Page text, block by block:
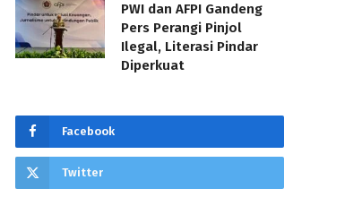
PWI dan AFPI Gandeng
Pers Perangi Pinjol
Ilegal, Literasi Pindar
Diperkuat
Facebook
Twitter